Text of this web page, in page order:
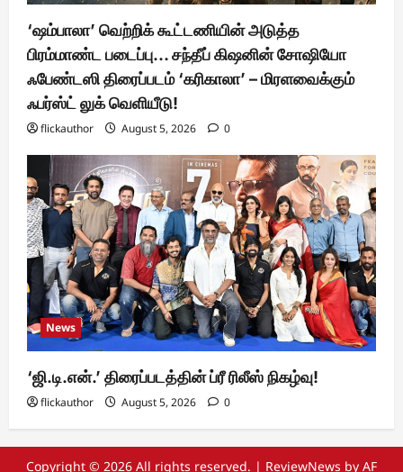
‘ஷம்பாலா’ வெற்றிக் கூட்டணியின் அடுத்த
பிரம்மாண்ட படைப்பு… சந்தீப் கிஷனின் சோஷியோ
ஃபேண்டஸி திரைப்படம் ‘கரிகாலா’ – மிரளவைக்கும்
ஃபர்ஸ்ட் லுக் வெளியீடு!
flickauthor August 5, 2026 0
News
‘ஜி.டி.என்.’ திரைப்படத்தின் ப்ரீ ரிலீஸ் நிகழ்வு!
flickauthor August 5, 2026 0
Copyright © 2026 All rights reserved. | ReviewNews by AF